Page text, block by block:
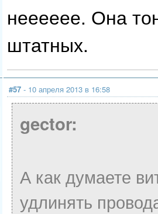
нееееее. Она
штатных.
#57 - 10 апреля 2013 в 16:58
gector:
А как думаете
удлинять